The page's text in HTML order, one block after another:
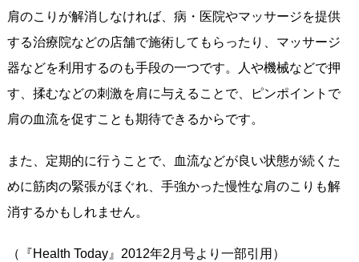
肩のこりが解消しなければ、病・医院やマッサージを提供
する治療院などの店舗で施術してもらったり、マッサージ
器などを利用するのも手段の一つです。人や機械などで押
す、揉むなどの刺激を肩に与えることで、ピンポイントで
肩の血流を促すことも期待できるからです。
また、定期的に行うことで、血流などが良い状態が続くた
めに筋肉の緊張がほぐれ、手強かった慢性な肩のこりも解
消するかもしれません。
（『Health Today』2012年2月号より一部引用）